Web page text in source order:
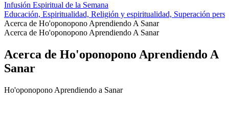
Infusión Espiritual de la Semana
Educación, Espiritualidad, Religión y espiritualidad, Superación
Acerca de Ho'oponopono Aprendiendo A Sanar
Acerca de Ho'oponopono Aprendiendo A Sanar
Acerca de Ho'oponopono Aprendiendo A
Sanar
Ho'oponopono Aprendiendo a Sanar